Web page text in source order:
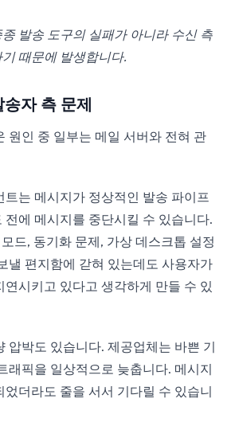
발송 도구의 실패가 아니라 수신 측
때문에 발생합니다.
자 측 문제
원인 중 일부는 메일 서버와 전혀 관
트는 메시지가 정상적인 발송 파이프
전에 메시지를 중단시킬 수 있습니다.
드, 동기화 문제, 가상 데스크톱 설정
낼 편지함에 갇혀 있는데도 사용자가
연시키고 있다고 생각하게 만들 수 있
압박도 있습니다. 제공업체는 바쁜 기
래픽을 일상적으로 늦춥니다. 메시지
더라도 줄을 서서 기다릴 수 있습니